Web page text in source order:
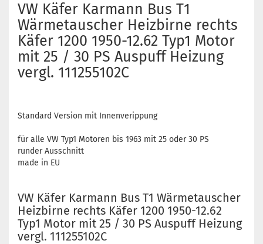
VW Käfer Karmann Bus T1
Wärmetauscher Heizbirne rechts
Käfer 1200 1950-12.62 Typ1 Motor
mit 25 / 30 PS Auspuff Heizung
vergl. 111255102C
Standard Version mit Innenverippung
für alle VW Typ1 Motoren bis 1963 mit 25 oder 30 PS
runder Ausschnitt
made in EU
VW Käfer Karmann Bus T1 Wärmetauscher
Heizbirne rechts Käfer 1200 1950-12.62
Typ1 Motor mit 25 / 30 PS Auspuff Heizung
vergl. 111255102C